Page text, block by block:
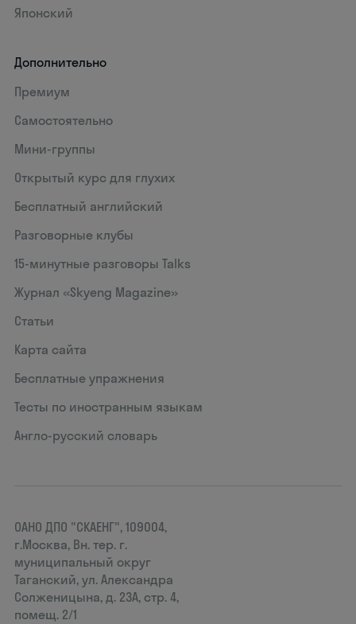
Японский
Дополнительно
Премиум
Самостоятельно
Мини-группы
Открытый курс для глухих
Бесплатный английский
Разговорные клубы
15‑минутные разговоры Talks
Журнал «Skyeng Magazine»
Статьи
Карта сайта
Бесплатные упражнения
Тесты по иностранным языкам
Англо-русский словарь
ОАНО ДПО "СКАЕНГ", 109004,
г.Москва, Вн. тер. г.
муниципальный округ
Таганский, ул. Александра
Солженицына, д. 23А, стр. 4,
помещ. 2/1